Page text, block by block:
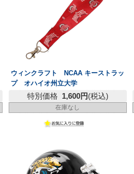
ウィンクラフト NCAA キーストラッ
プ オハイオ州立大学
特別価格 1,600円(税込)
在庫なし